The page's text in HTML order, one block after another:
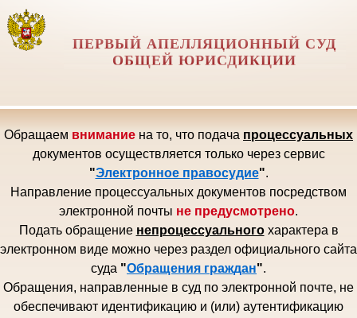
ПЕРВЫЙ АПЕЛЛЯЦИОННЫЙ СУД
ОБЩЕЙ ЮРИСДИКЦИИ
Обращаем внимание на то, что подача процессуальных
документов осуществляется только через сервис
"Электронное правосудие".
Направление процессуальных документов посредством
электронной почты не предусмотрено.
Подать обращение непроцессуальногохарактера в
электронном виде можно через раздел официального сайта
суда "Обращения граждан".
Обращения, направленные в суд по электронной почте, не
обеспечивают идентификацию и (или) аутентификацию